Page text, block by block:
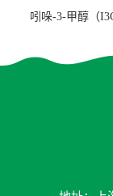
吲哚-3-甲醇（